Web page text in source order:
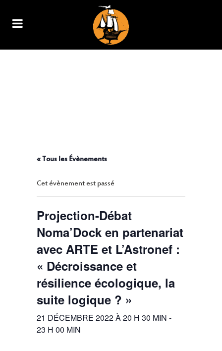
« Tous les Évènements
Cet évènement est passé
Projection-Débat
Noma’Dock en partenariat
avec ARTE et L’Astronef :
« Décroissance et
résilience écologique, la
suite logique ? »
21 DÉCEMBRE 2022 À 20 H 30 MIN -
23 H 00 MIN